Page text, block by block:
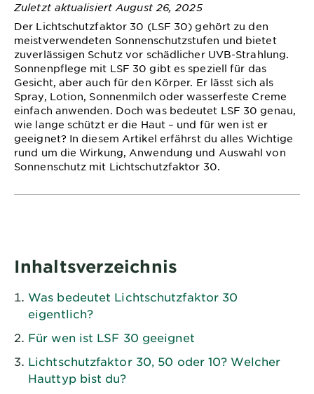
Unsere
Inhaltsstoffe
Neu!
Garnier x
Gisele
Bündchen
Garnier's Weg
zur
Nachhaltigkeit
Cruelty Free
International
Zuletzt aktualisiert August 26, 2025
Der Lichtschutzfaktor 30 (LSF 30) gehört zu den
meistverwendeten Sonnenschutzstufen und bietet
zuverlässigen Schutz vor schädlicher UVB-Strahlung.
Sonnenpflege mit LSF 30 gibt es speziell für das
Gesicht, aber auch für den Körper. Er lässt sich als
Spray, Lotion, Sonnenmilch oder wasserfeste Creme
einfach anwenden. Doch was bedeutet LSF 30 genau,
wie lange schützt er die Haut – und für wen ist er
geeignet? In diesem Artikel erfährst du alles Wichtige
rund um die Wirkung, Anwendung und Auswahl von
Sonnenschutz mit Lichtschutzfaktor 30.
Inhaltsverzeichnis
Was bedeutet Lichtschutzfaktor 30
eigentlich?
Für wen ist LSF 30 geeignet
Lichtschutzfaktor 30, 50 oder 10? Welcher
Hauttyp bist du?